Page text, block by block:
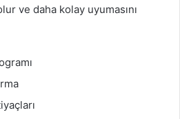
ve daha kolay uyumasını